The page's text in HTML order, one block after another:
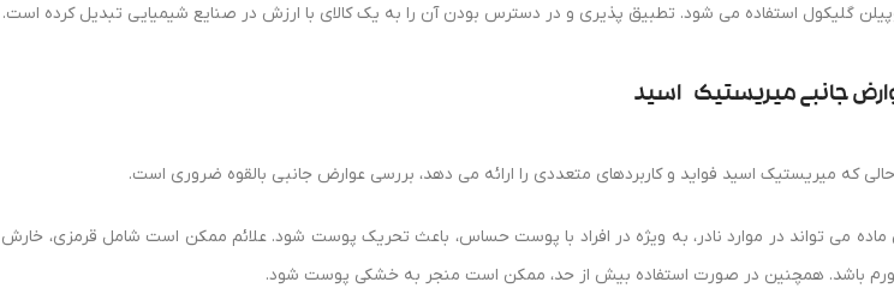
گلیکول استفاده می شود. تطبیق پذیری و در دسترس بودن آن را به یک کالای با ارزش در صنایع شیمیایی تبدیل کرده است.
جانبیمیریستیک اسید
که میریستیک اسید فواید و کاربردهای متعددی را ارائه می دهد، بررسی عوارض جانبی بالقوه ضروری است.
ماده می تواند در موارد نادر، به ویژه در افراد با پوست حساس، باعث تحریک پوست شود. علائم ممکن است شامل قرمزی، خارش
باشد. همچنین در صورت استفاده بیش از حد، ممکن است منجر به خشکی پوست شود.